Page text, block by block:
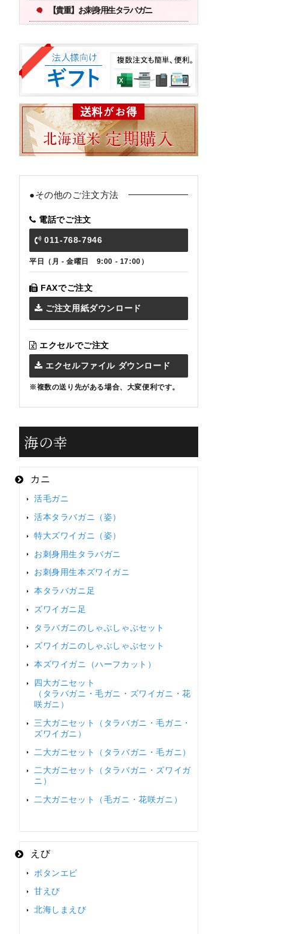
【貴重】お刺身用生タラバガニ
●その他のご注文方法
電話でご注文
011-768-7946
平日（月 - 金曜日 9:00 - 17:00）
FAXでご注文
ご注文用紙ダウンロード
エクセルでご注文
エクセルファイル ダウンロード
※複数の送り先がある場合、大変便利です。
海の幸
カニ
活毛ガニ
活本タラバガニ（姿）
特大ズワイガニ（姿）
お刺身用生タラバガニ
お刺身用生本ズワイガニ
本タラバガニ足
ズワイガニ足
タラバガニのしゃぶしゃぶセット
ズワイガニのしゃぶしゃぶセット
本ズワイガニ（ハーフカット）
四大ガニセット
（タラバガニ・毛ガニ・ズワイガニ・花
咲ガニ）
三大ガニセット（タラバガニ・毛ガニ・
ズワイガニ）
二大ガニセット（タラバガニ・毛ガニ）
二大ガニセット（タラバガニ・ズワイガ
ニ）
二大ガニセット（毛ガニ・花咲ガニ）
えび
ボタンエビ
甘えび
北海しまえび